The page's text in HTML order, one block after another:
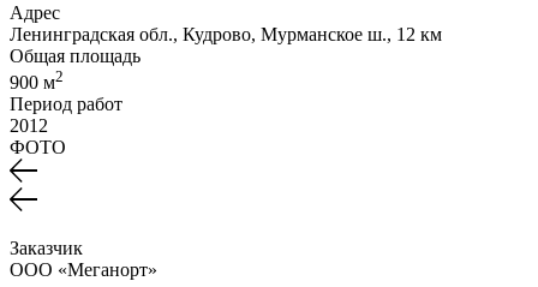
Адрес
Ленинградская обл., Кудрово, Мурманское ш., 12 км
Общая площадь
900 м2
Период работ
2012
ФОТО
Заказчик
ООО «Меганорт»